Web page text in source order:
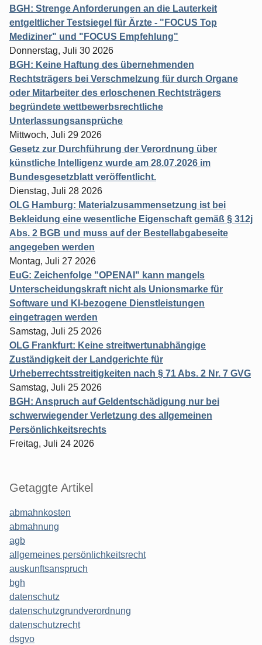
BGH: Strenge Anforderungen an die Lauterkeit
entgeltlicher Testsiegel für Ärzte - "FOCUS Top
Mediziner" und "FOCUS Empfehlung"
Donnerstag, Juli 30 2026
BGH: Keine Haftung des übernehmenden
Rechtsträgers bei Verschmelzung für durch Organe
oder Mitarbeiter des erloschenen Rechtsträgers
begründete wettbewerbsrechtliche
Unterlassungsansprüche
Mittwoch, Juli 29 2026
Gesetz zur Durchführung der Verordnung über
künstliche Intelligenz wurde am 28.07.2026 im
Bundesgesetzblatt veröffentlicht.
Dienstag, Juli 28 2026
OLG Hamburg: Materialzusammensetzung ist bei
Bekleidung eine wesentliche Eigenschaft gemäß § 312j
Abs. 2 BGB und muss auf der Bestellabgabeseite
angegeben werden
Montag, Juli 27 2026
EuG: Zeichenfolge "OPENAI" kann mangels
Unterscheidungskraft nicht als Unionsmarke für
Software und KI-bezogene Dienstleistungen
eingetragen werden
Samstag, Juli 25 2026
OLG Frankfurt: Keine streitwertunabhängige
Zuständigkeit der Landgerichte für
Urheberrechtsstreitigkeiten nach § 71 Abs. 2 Nr. 7 GVG
Samstag, Juli 25 2026
BGH: Anspruch auf Geldentschädigung nur bei
schwerwiegender Verletzung des allgemeinen
Persönlichkeitsrechts
Freitag, Juli 24 2026
Getaggte Artikel
abmahnkosten
abmahnung
agb
allgemeines persönlichkeitsrecht
auskunftsanspruch
bgh
datenschutz
datenschutzgrundverordnung
datenschutzrecht
dsgvo